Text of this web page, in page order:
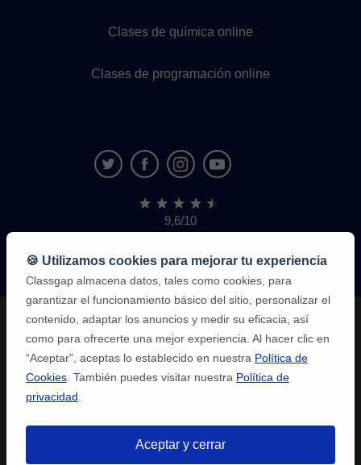
Clases de química online
Clases de programación online
9,6/10
1.339.284
de
alumnos
🍪 Utilizamos cookies para mejorar tu experiencia
Classgap almacena datos, tales como cookies, para
garantizar el funcionamiento básico del sitio, personalizar el
contenido, adaptar los anuncios y medir su eficacia, así
como para ofrecerte una mejor experiencia. Al hacer clic en
“Aceptar”, aceptas lo establecido en nuestra Política de
Cookies . También puedes visitar nuestra Política de
privacidad
Aceptar y cerrar